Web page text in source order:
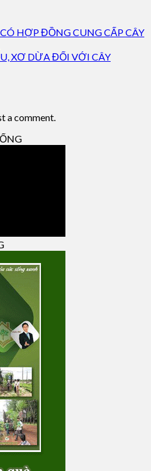
HỢP ĐỒNG CUNG CẤP CÂY
XƠ DỪA ĐỐI VỚI CÂY
a comment.